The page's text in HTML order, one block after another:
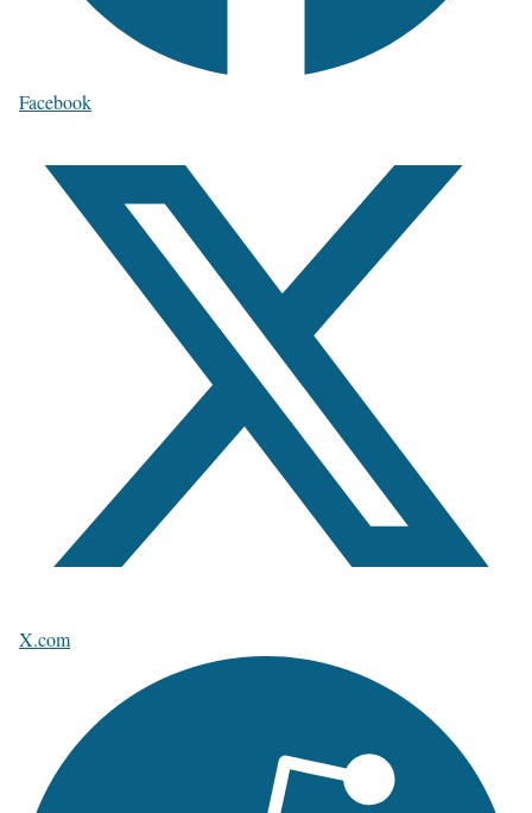
Facebook
X.com